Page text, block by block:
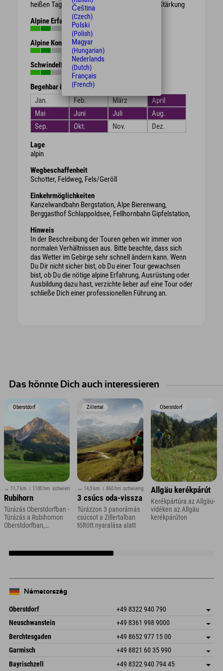
heißen Tagen evtl. Brotzeit / Süßigkeiten zur Stärkung
Alpine Erfahrung
Alpine Kondition
Schwindelfreiheit
Begehbar in den Monaten
Jan.
Feb. März
April
Mai
Juni Juli
Aug.
Sep.
Okt. Nov. Dez.
Lage
alpin
Wegbeschaffenheit
Schotter, Feldweg, Fels/Geröll
Einkehrmöglichkeiten
Kanzelwandbahn Bergstation, Alpe Bierenwang,
Berggasthof Schlappoldsee, Fellhornbahn Gipfelstation,
Hinweis
In der Beschreibung der Touren gehen wir immer von
normalen Verhältnissen aus. Bitte beachte, dass sich
das Wetter im Gebirge sehr schnell ändern kann. Wenn
Du Dir nicht sicher bist, ob Du einer Tour gewachsen
bist, ob Du die nötige alpine Erfahrung, Ausrüstung oder
Ausbildung dazu hast, verzichte lieber auf eine Tour oder
schließe Dich einer professionellen Führung an.
Das könnte Dich auch interessieren
Oberstdorf
↔ 11,7 km ↕ 1100 hm schwierig
Rubihorn
Túrázás Oberstdorfban -
Túrázás a Rubihornon
Oberstdorfban,
Zillertal
↔ 14,3 km ↕ 860 hm schwierig
3 csúcs oda-vissza
Túrázzon 3 panorámás
csúcsot a Zillertalban
töltött nyaralása alatt
Oberstdorf
Allgäu kerékpárút
Kerékpártúra az Allgäu-
vidéken az Allgäu
kerékpárúton
Németország
Oberstdorf +49 8322 940 790
An der Breitach 3
Németország
Cím mentése
Könyv
Neuschwanstein +49 8361 998 9000
An der Riese 45
87484 Nesselwang im Allgäu
Németország
Cím mentése
Érkezési információk
Könyv
Berchtesgaden +49 8652 977 15 00
Hofreitstr. 7
Németország
Cím mentése
Könyv
Garmisch +49 8821 60 35 990
Frickenstraße 22
82490 Farchant
Cím mentése
Érkezési információk
Bayrischzell +49 8322 940 794 45
Čeština
(Czech)
Polski
(Polish)
Magyar
(Hungarian)
Nederlands
(Dutch)
Français
(French)